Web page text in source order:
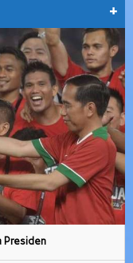
+
Presiden